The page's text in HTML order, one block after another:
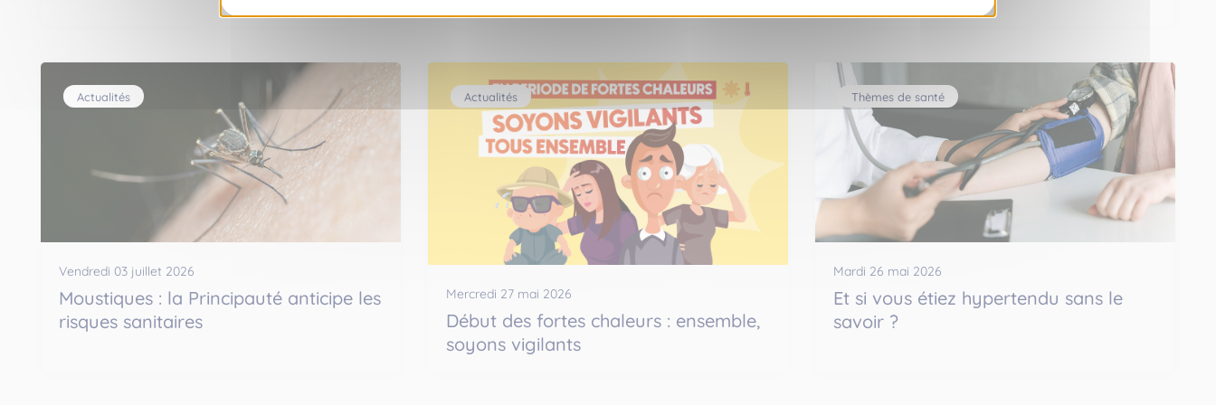
Actualités
Vendredi 03 juillet 2026
Moustiques : la Principauté anticipe les
risques sanitaires
Actualités
Mercredi 27 mai 2026
Début des fortes chaleurs : ensemble,
soyons vigilants
Thèmes de santé
Mardi 26 mai 2026
Et si vous étiez hypertendu sans le
savoir ?